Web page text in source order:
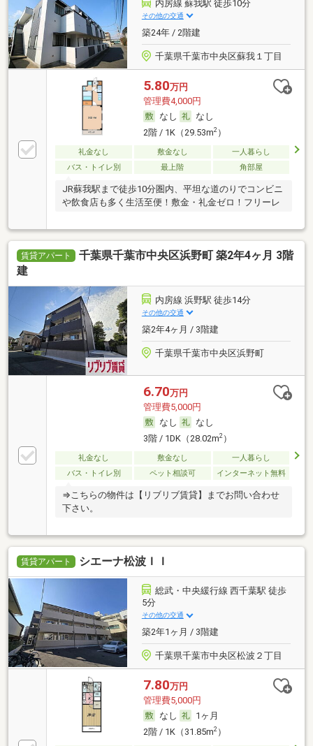
内房線 蘇我駅 徒歩10分
その他の交通
築24年 / 2階建
千葉県千葉市中央区蘇我１丁目
5.80万円
管理費4,000円
なし
なし
2階 / 1K（29.53m2）
礼金なし 敷金なし
一人暮らし
バス・トイレ別
最上階 角部屋
JR蘇我駅まで徒歩10分圏内、平坦な道のりでコンビニ
や飲食店も多く生活至便！敷金・礼金ゼロ！フリーレ
賃貸アパート
千葉県千葉市中央区浜野町 築2年4ヶ月 3階
建
内房線 浜野駅 徒歩14分
その他の交通
築2年4ヶ月 / 3階建
千葉県千葉市中央区浜野町
6.70万円
管理費5,000円
なし
なし
3階 / 1DK（28.02m2）
礼金なし 敷金なし
一人暮らし
バス・トイレ別
ペット相談可 インターネット無料
⇒こちらの物件は【リブリブ賃貸】までお問い合わせ
下さい。
賃貸アパート シエーナ松波ＩＩ
総武・中央緩行線 西千葉駅 徒歩
5分
その他の交通
築2年1ヶ月 / 3階建
千葉県千葉市中央区松波２丁目
7.80万円
管理費5,000円
なし
1ヶ月
2階 / 1K（31.85m2）